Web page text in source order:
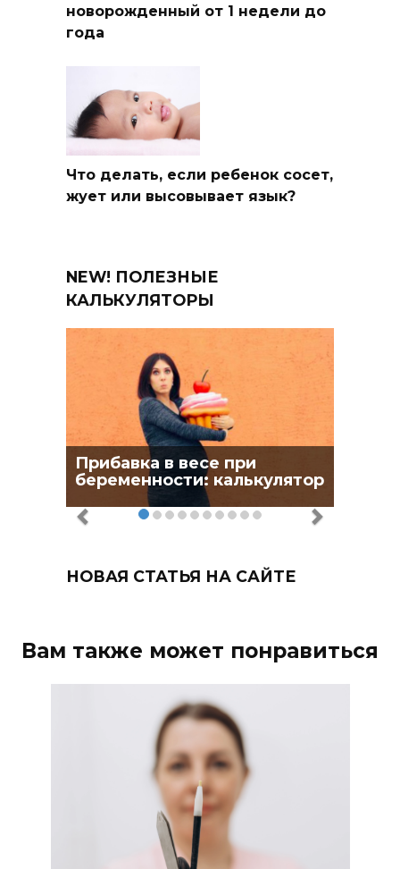
новорожденный от 1 недели до
года
Что делать, если ребенок сосет,
жует или высовывает язык?
NEW! ПОЛЕЗНЫЕ
КАЛЬКУЛЯТОРЫ
Прибавка в весе при
беременности: калькулятор
НОВАЯ СТАТЬЯ НА САЙТЕ
Вам также может понравиться